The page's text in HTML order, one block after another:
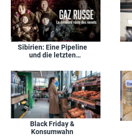
Sibirien: Eine Pipeline
und die letzten
Black Friday &
Konsumwahn